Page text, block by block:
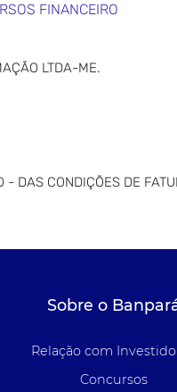
FINANCEIRO
LTDA-ME.
DAS CONDIÇÕES DE
Sobre o
Relação com
Concursos